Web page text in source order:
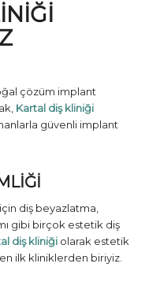
çözüm implant
Kartal diş kliniği
güvenli implant
diş beyazlatma,
gibi birçok estetik diş
diş kliniğiolarak estetik
ilk kliniklerden biriyiz.